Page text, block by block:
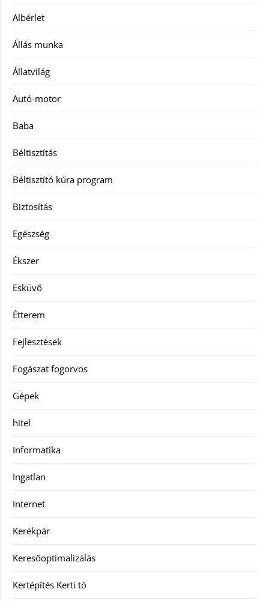
Albérlet
Állás munka
Állatvilág
Autó-motor
Baba
Béltisztítás
Béltisztító kúra program
Biztosítás
Egészség
Ékszer
Esküvő
Étterem
Fejlesztések
Fogászat fogorvos
Gépek
hitel
Informatika
Ingatlan
Internet
Kerékpár
Keresőoptimalizálás
Kertépítés Kerti tó